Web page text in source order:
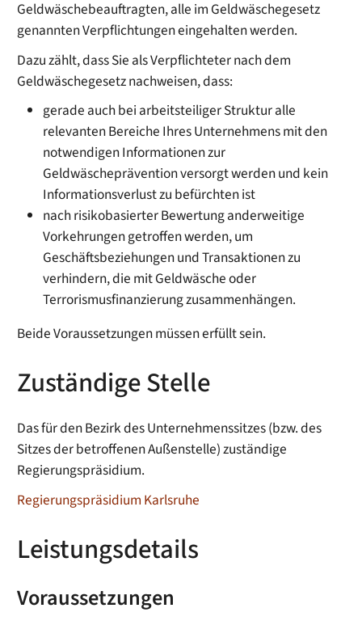
Geldwäschebeauftragten, alle im Geldwäschegesetz
genannten Verpflichtungen eingehalten werden.
Dazu zählt, dass Sie als Verpflichteter nach dem
Geldwäschegesetz nachweisen, dass:
gerade auch bei arbeitsteiliger Struktur alle
relevanten Bereiche Ihres Unternehmens mit den
notwendigen Informationen zur
Geldwäscheprävention versorgt werden und kein
Informationsverlust zu befürchten ist
nach risikobasierter Bewertung anderweitige
Vorkehrungen getroffen werden, um
Geschäftsbeziehungen und Transaktionen zu
verhindern, die mit Geldwäsche oder
Terrorismusfinanzierung zusammenhängen.
Beide Voraussetzungen müssen erfüllt sein.
Zuständige Stelle
Das für den Bezirk des Unternehmenssitzes (bzw. des
Sitzes der betroffenen Außenstelle) zuständige
Regierungspräsidium.
Regierungspräsidium Karlsruhe
Leistungsdetails
Voraussetzungen